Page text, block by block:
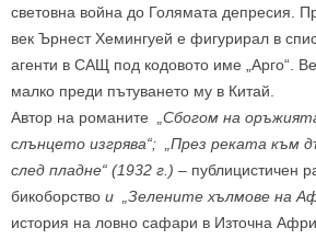
световна война до Голямата депресия.
век Ърнест Хемингуей е фигурирал в
агенти в САЩ под кодовото име „Арго“.
малко преди пътуването му в Китай.
Автор на романите
„Сбогом на
слънцето изгрява“;
„През реката към
след пладне“ (1932 г.) – публицистичен
бикоборство и „Зелените хълмове на
история на ловно сафари в Източна